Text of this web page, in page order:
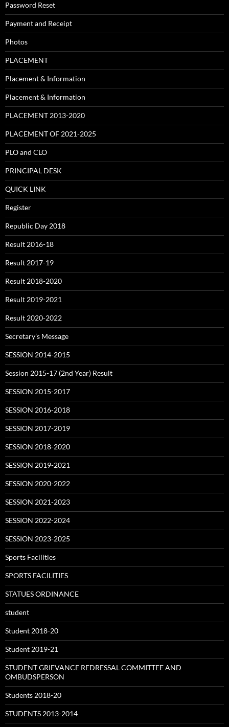
Password Reset
Payment and Receipt
Photos
PLACEMENT
Placement & Information
Placement & Information
PLACEMENT 2013-2020
PLACEMENT OF 2021-2025
PLO and CLO
PRINCIPAL DESK
QUICK LINK
Register
Republic Day 2018
Result 2016-18
Result 2017-19
Result 2018-2020
Result 2019-2021
Result 2020-2022
Secretary’s Message
SESSION 2014-2015
Session 2015-17 (2nd Year) Result
SESSION 2015-2017
SESSION 2016-2018
SESSION 2017-2019
SESSION 2018-2020
SESSION 2019-2021
SESSION 2020-2022
SESSION 2021-2023
SESSION 2022-2024
SESSION 2023-2025
Sports Facilities
SPORTS FACILITIES
STATUES ORDINANCE
student
Student 2018-20
Student 2019-21
STUDENT GRIEVANCE REDRESSAL COMMITTEE AND
OMBUDSPERSON
Students 2018-20
STUDENTS 2013-2014